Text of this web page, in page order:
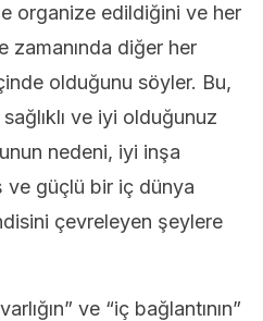
organize edildiğini ve her
zamanında diğer her
olduğunu söyler. Bu,
ve iyi olduğunuz
nedeni, iyi inşa
ve güçlü bir iç dünya
çevreleyen şeylere
ve “iç bağlantının”